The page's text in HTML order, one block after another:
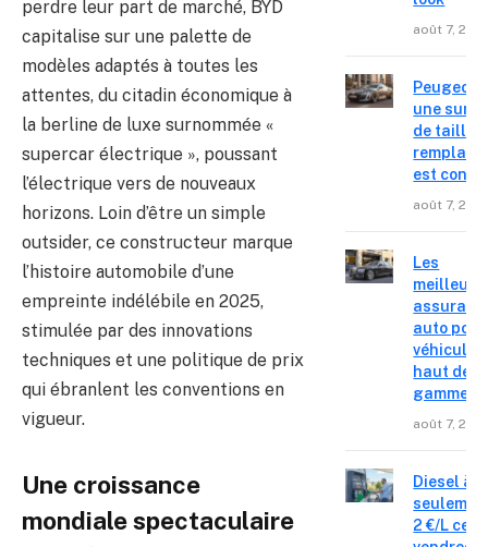
perdre leur part de marché, BYD
capitalise sur une palette de
modèles adaptés à toutes les
attentes, du citadin économique à
la berline de luxe surnommée «
supercar électrique », poussant
l’électrique vers de nouveaux
horizons. Loin d’être un simple
outsider, ce constructeur marque
l’histoire automobile d’une
empreinte indélébile en 2025,
stimulée par des innovations
techniques et une politique de prix
qui ébranlent les conventions en
vigueur.
Une croissance
mondiale spectaculaire
août 7,
Peugeot
une
de taille,
est
août 7,
Les
auto pour
véhicules
haut de
gamme
août 7,
Diesel à
2 €/L ce